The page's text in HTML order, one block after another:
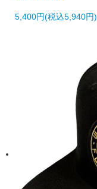
5,400円(税込5,940円)